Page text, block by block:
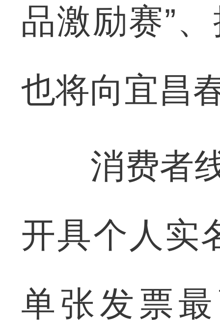
品激励赛”
也将向宜昌
消费者线
开具个人实
单张发票